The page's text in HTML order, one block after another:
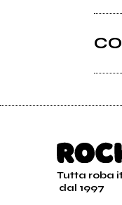
Tutta roba
dal 1997